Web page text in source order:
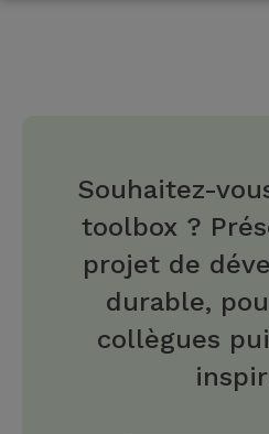
Souhaitez-
toolbox ?
projet de
durable,
collègues